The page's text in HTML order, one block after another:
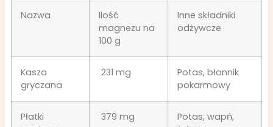
Nazwa
Ilość
magnezu na
100 g
Inne składniki
odżywcze
Kasza
gryczana
231 mg
Potas, błonnik
pokarmowy
Płatki
379 mg
Potas, wapń,